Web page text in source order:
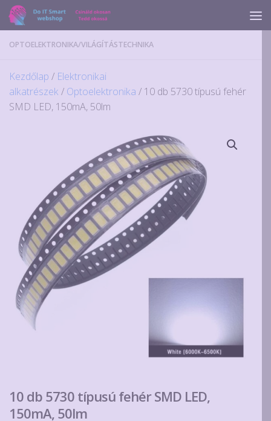
Skip to content
OPTOELEKTRONIKA/VILÁGÍTÁSTECHNIKA
Kezdőlap / Elektronikai
alkatrészek / Optoelektronika / 10 db 5730 típusú fehér
SMD LED, 150mA, 50lm
10 db 5730 típusú fehér SMD LED,
150mA, 50lm